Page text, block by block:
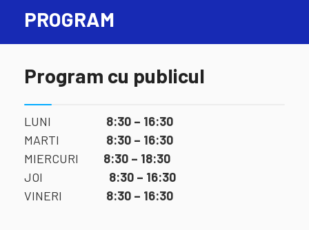
PROGRAM
Program cu publicul
LUNI 8:30 – 16:30
MARTI 8:30 – 16:30
MIERCURI 8:30 – 18:30
JOI 8:30 – 16:30
VINERI 8:30 – 16:30